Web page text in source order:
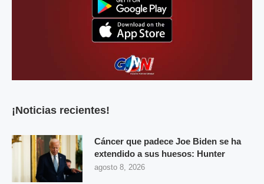
¡Noticias recientes!
Cáncer que padece Joe Biden se ha
extendido a sus huesos: Hunter
agosto 8, 2026